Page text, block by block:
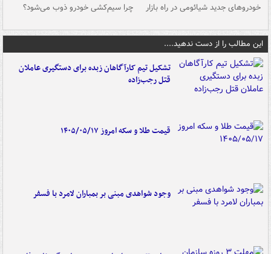
خودروهای جدید شیائومی در راه بازار چرا سیم‌کشی خودرو ذوب می‌شود؟
این مطالب را از دست ندهید....
تشکیل تیم کارآگاهان زبده برای دستگیری عاملان
قتل رجب‌زاده
قیمت طلا و سکه امروز ۱۴۰۵/۰۵/۱۷
وجود شواهدی مبنی بر بمباران لامرد با فسفر